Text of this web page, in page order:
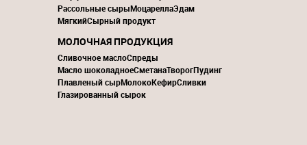
Рассольные сырыМоцареллаЭдам
МягкийСырный продукт
МОЛОЧНАЯ ПРОДУКЦИЯ
Сливочное маслоСпреды
Масло шоколадноеСметанаТворогПудинг
Плавленый сырМолокоКефирСливки
Глазированный сырок